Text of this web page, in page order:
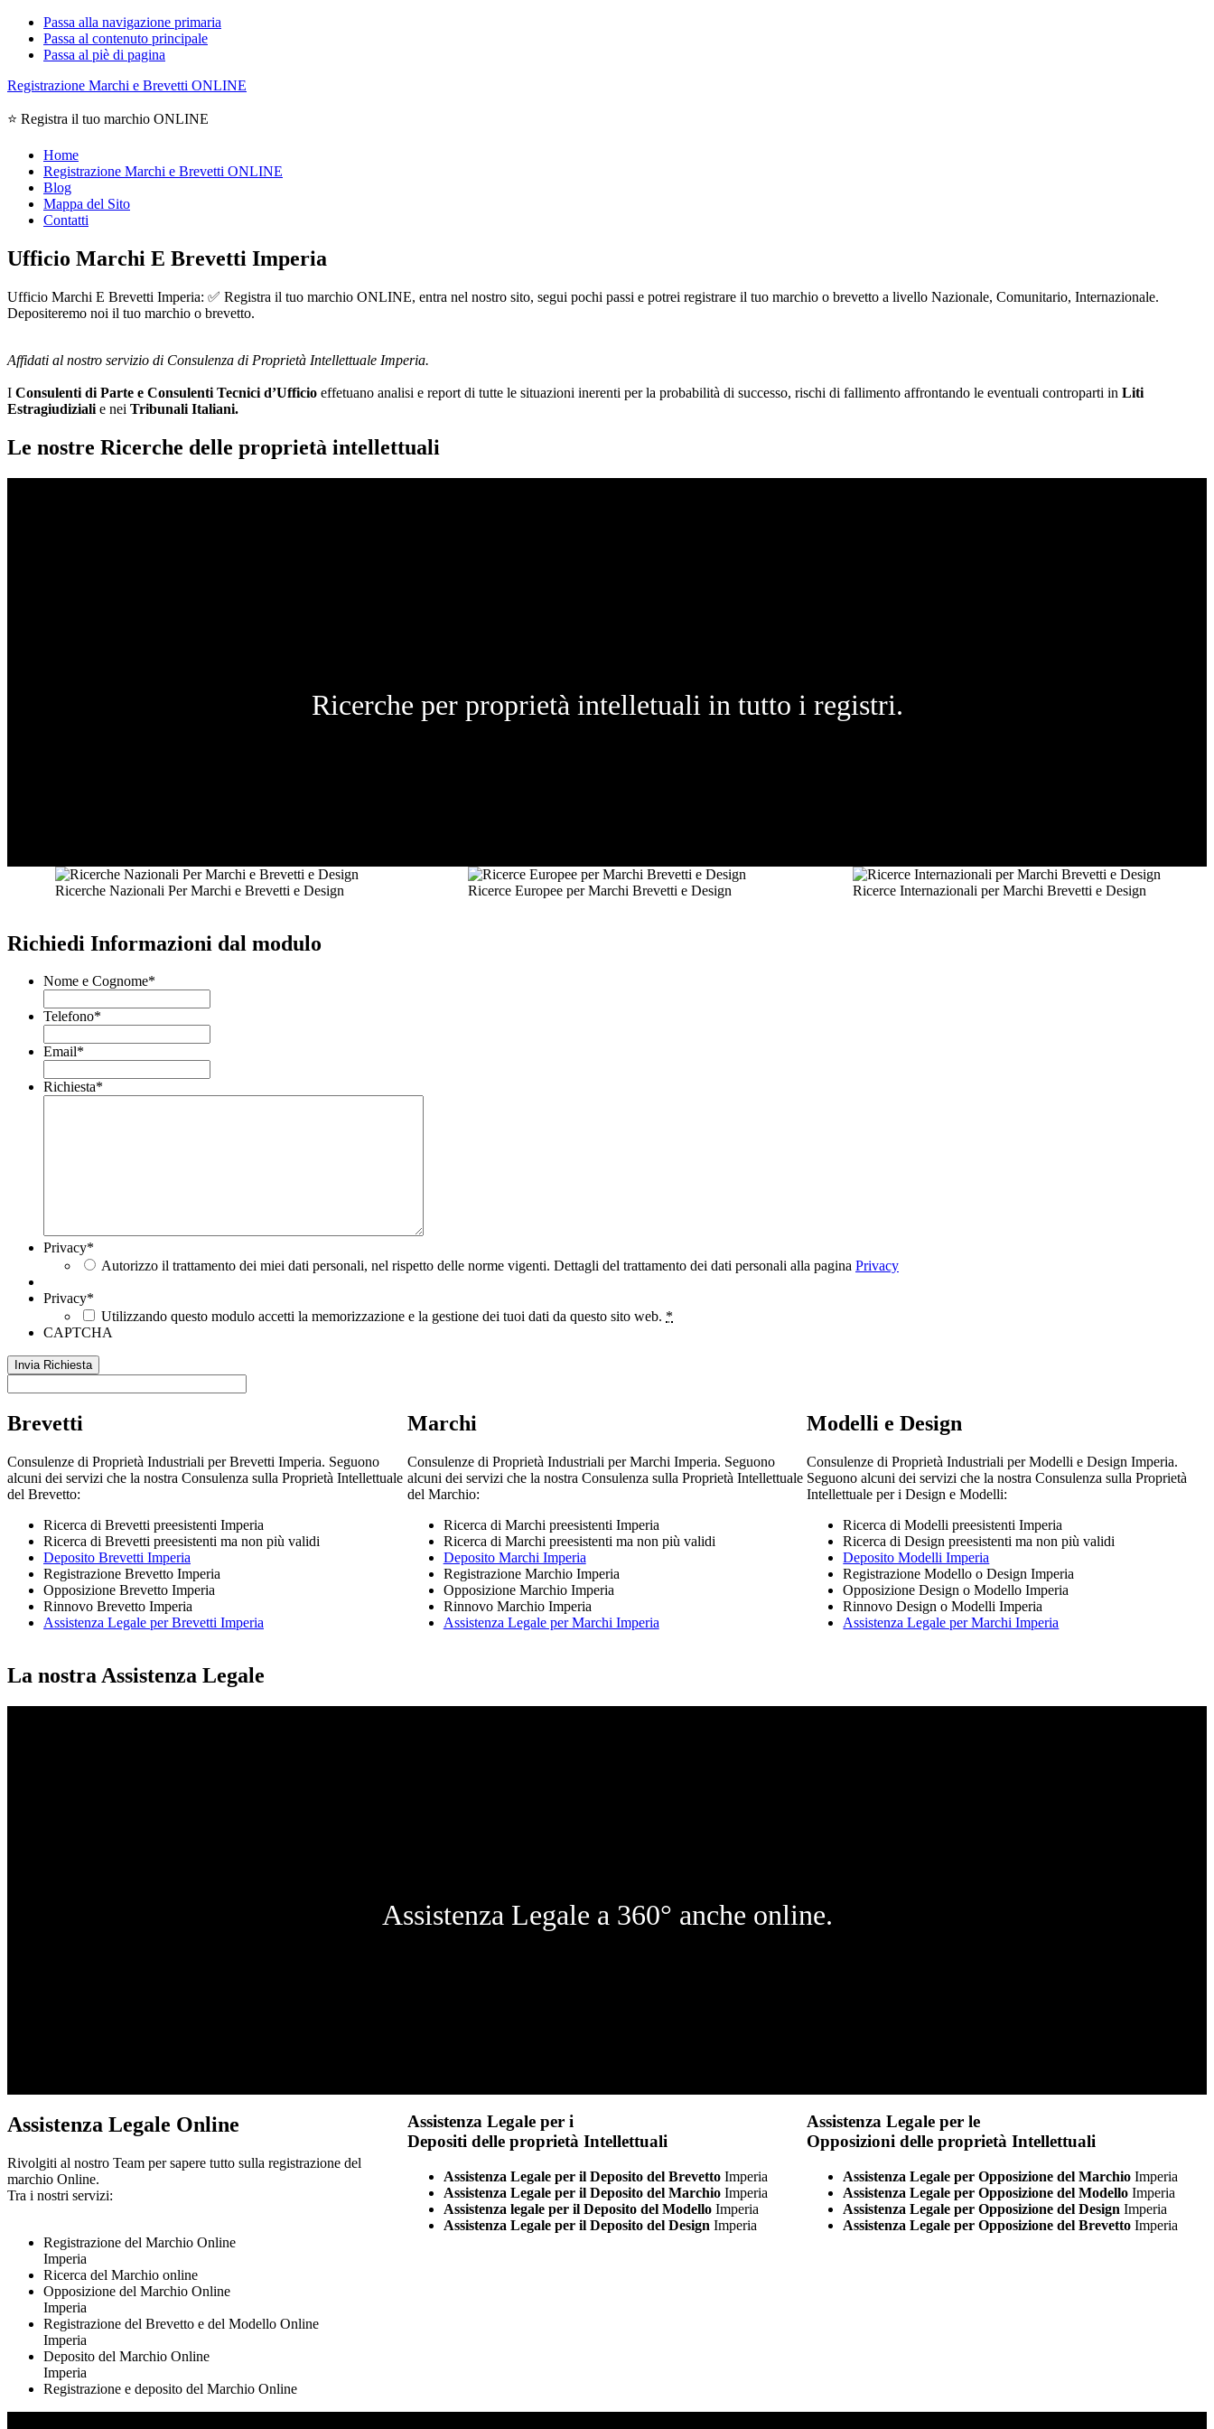
Passa alla navigazione primaria
Passa al contenuto principale
Passa al piè di pagina
Registrazione Marchi e Brevetti ONLINE
⭐ Registra il tuo marchio ONLINE
Home
Registrazione Marchi e Brevetti ONLINE
Blog
Mappa del Sito
Contatti
Ufficio Marchi E Brevetti Imperia
Ufficio Marchi E Brevetti Imperia: ✅ Registra il tuo marchio ONLINE, entra nel nostro sito, segui pochi passi e potrei registrare il tuo marchio o brevetto a livello Nazionale, Comunitario, Internazionale.
Depositeremo noi il tuo marchio o brevetto.
Affidati al nostro servizio di Consulenza di Proprietà Intellettuale Imperia.
I Consulenti di Parte e Consulenti Tecnici d’Ufficio effetuano analisi e report di tutte le situazioni inerenti per la probabilità di successo, rischi di fallimento affrontando le eventuali controparti in Liti
Estragiudiziali e nei Tribunali Italiani.
Le nostre Ricerche delle proprietà intellettuali
Ricerche per proprietà intelletuali in tutto i registri.
Ricerche Nazionali Per Marchi e Brevetti e Design Ricerce Europee per Marchi Brevetti e Design Ricerce Internazionali per Marchi Brevetti e Design
Richiedi Informazioni dal modulo
Nome e Cognome*
Telefono*
Email*
Richiesta*
Privacy*
Autorizzo il trattamento dei miei dati personali, nel rispetto delle norme vigenti. Dettagli del trattamento dei dati personali alla pagina Privacy
Privacy*
Utilizzando questo modulo accetti la memorizzazione e la gestione dei tuoi dati da questo sito web. *
CAPTCHA
Brevetti
Consulenze di Proprietà Industriali per Brevetti Imperia. Seguono
alcuni dei servizi che la nostra Consulenza sulla Proprietà Intellettuale
del Brevetto:
Ricerca di Brevetti preesistenti Imperia
Ricerca di Brevetti preesistenti ma non più validi
Deposito Brevetti Imperia
Registrazione Brevetto Imperia
Opposizione Brevetto Imperia
Rinnovo Brevetto Imperia
Assistenza Legale per Brevetti Imperia
Marchi
Consulenze di Proprietà Industriali per Marchi Imperia. Seguono
alcuni dei servizi che la nostra Consulenza sulla Proprietà Intellettuale
del Marchio:
Ricerca di Marchi preesistenti Imperia
Ricerca di Marchi preesistenti ma non più validi
Deposito Marchi Imperia
Registrazione Marchio Imperia
Opposizione Marchio Imperia
Rinnovo Marchio Imperia
Assistenza Legale per Marchi Imperia
Modelli e Design
Consulenze di Proprietà Industriali per Modelli e Design Imperia.
Seguono alcuni dei servizi che la nostra Consulenza sulla Proprietà
Intellettuale per i Design e Modelli:
Ricerca di Modelli preesistenti Imperia
Ricerca di Design preesistenti ma non più validi
Deposito Modelli Imperia
Registrazione Modello o Design Imperia
Opposizione Design o Modello Imperia
Rinnovo Design o Modelli Imperia
Assistenza Legale per Marchi Imperia
La nostra Assistenza Legale
Assistenza Legale a 360° anche online.
Assistenza Legale Online
Rivolgiti al nostro Team per sapere tutto sulla registrazione del
marchio Online.
Tra i nostri servizi:
Registrazione del Marchio Online
Imperia
Ricerca del Marchio online
Opposizione del Marchio Online
Imperia
Registrazione del Brevetto e del Modello Online
Imperia
Deposito del Marchio Online
Imperia
Registrazione e deposito del Marchio Online
Assistenza Legale per i
Depositi delle proprietà Intellettuali
Assistenza Legale per il Deposito del BrevettoImperia
Assistenza Legale per il Deposito del MarchioImperia
Assistenza legale per il Deposito del ModelloImperia
Assistenza Legale per il Deposito del Design Imperia
Assistenza Legale per le
Opposizioni delle proprietà Intellettuali
Assistenza Legale per Opposizione del Marchio Imperia
Assistenza Legale per Opposizione del Modello Imperia
Assistenza Legale per Opposizione del Design Imperia
Assistenza Legale per Opposizione del Brevetto Imperia